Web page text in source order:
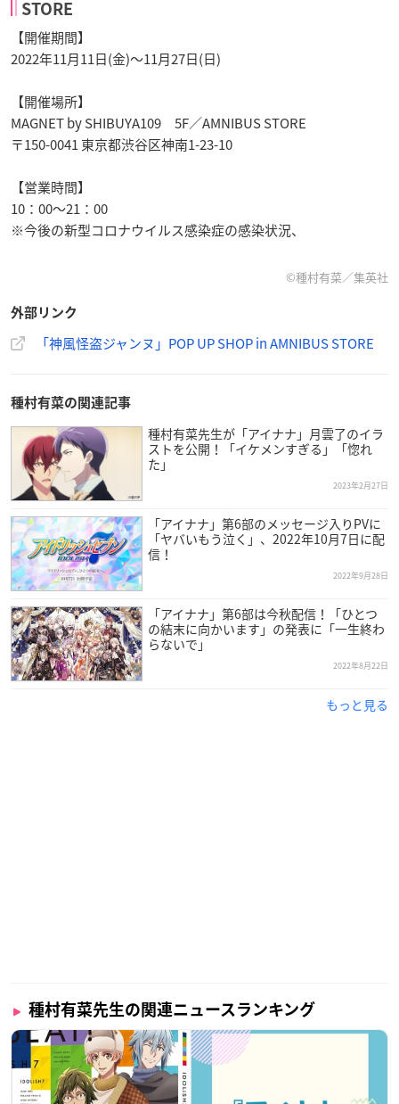
STORE
【開催期間】
2022年11月11日(金)～11月27日(日)
【開催場所】
MAGNET by SHIBUYA109 5F／AMNIBUS STORE
〒150-0041 東京都渋谷区神南1-23-10
【営業時間】
10：00～21：00
※今後の新型コロナウイルス感染症の感染状況、
©種村有菜／集英社
外部リンク
「神風怪盗ジャンヌ」POP UP SHOP in AMNIBUS STORE
種村有菜の関連記事
種村有菜先生が「アイナナ」月雲了のイラ
ストを公開！「イケメンすぎる」「惚れ
た」
2023年2月27日
「アイナナ」第6部のメッセージ入りPVに
「ヤバいもう泣く」、2022年10月7日に配
信！
2022年9月28日
「アイナナ」第6部は今秋配信！「ひとつ
の結末に向かいます」の発表に「一生終わ
らないで」
2022年8月22日
もっと見る
種村有菜先生の関連ニュースランキング